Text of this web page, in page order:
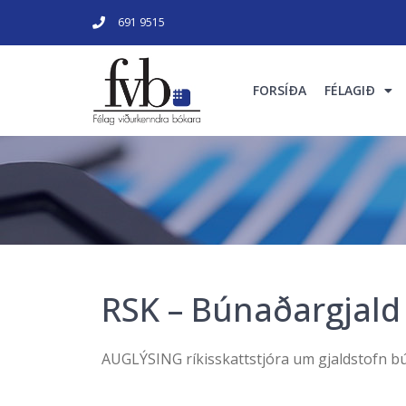
691 9515
FORSÍÐA FÉLAGIÐ
RSK –
AUGLÝSING ríkisskattstjóra um gjaldstofn